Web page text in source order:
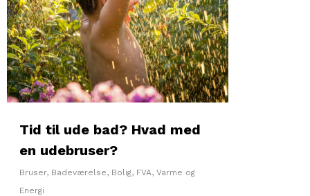
Tid til ude bad? Hvad med
en udebruser?
Bruser, Badeværelse, Bolig, FVA, Varme og
Energi